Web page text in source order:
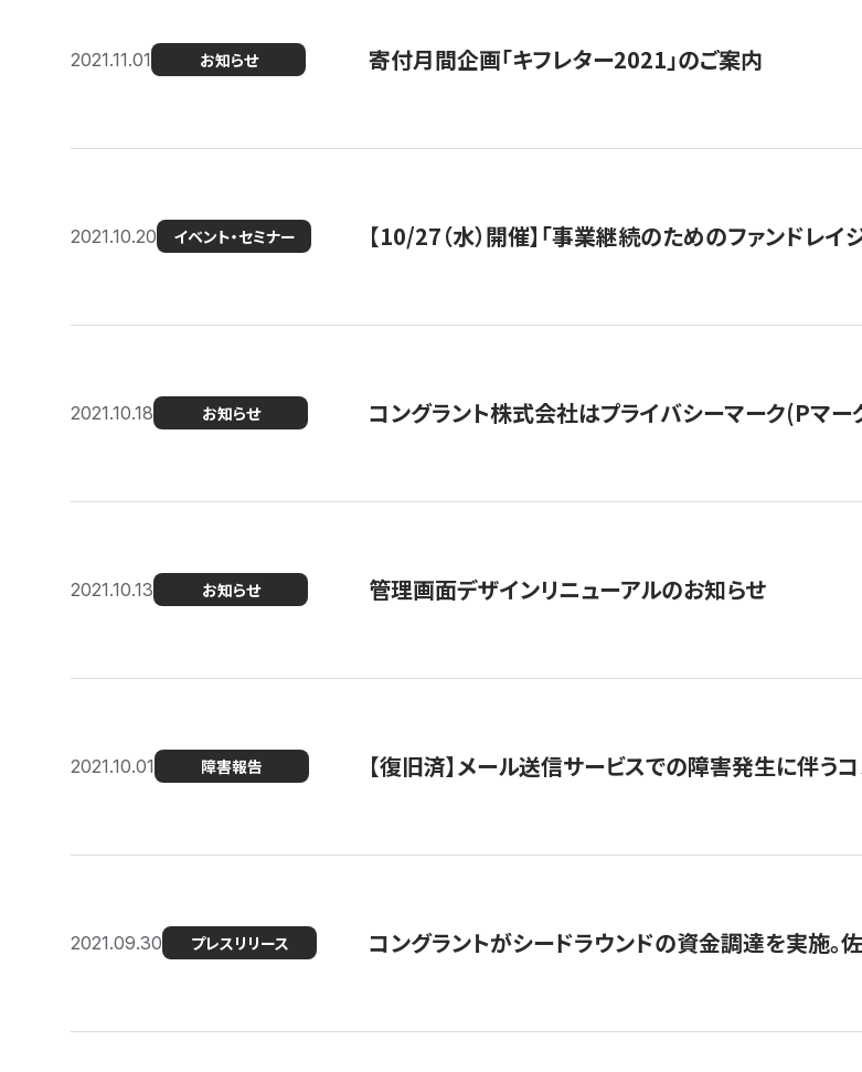
2021.11.01 お知らせ 寄付月間企画「キフレター2021」のご案内
2021.10.20 イベント・セミナー 【10/27（水）開催】「事業継続のためのファンドレイ
2021.10.18 お知らせ コングラント株式会社はプライバシーマーク(Pマー
2021.10.13 お知らせ 管理画面デザインリニューアルのお知らせ
2021.10.01 障害報告 【復旧済】メール送信サービスでの障害発生に伴う
2021.09.30 プレスリリース コングラントがシードラウンドの資金調達を実施。